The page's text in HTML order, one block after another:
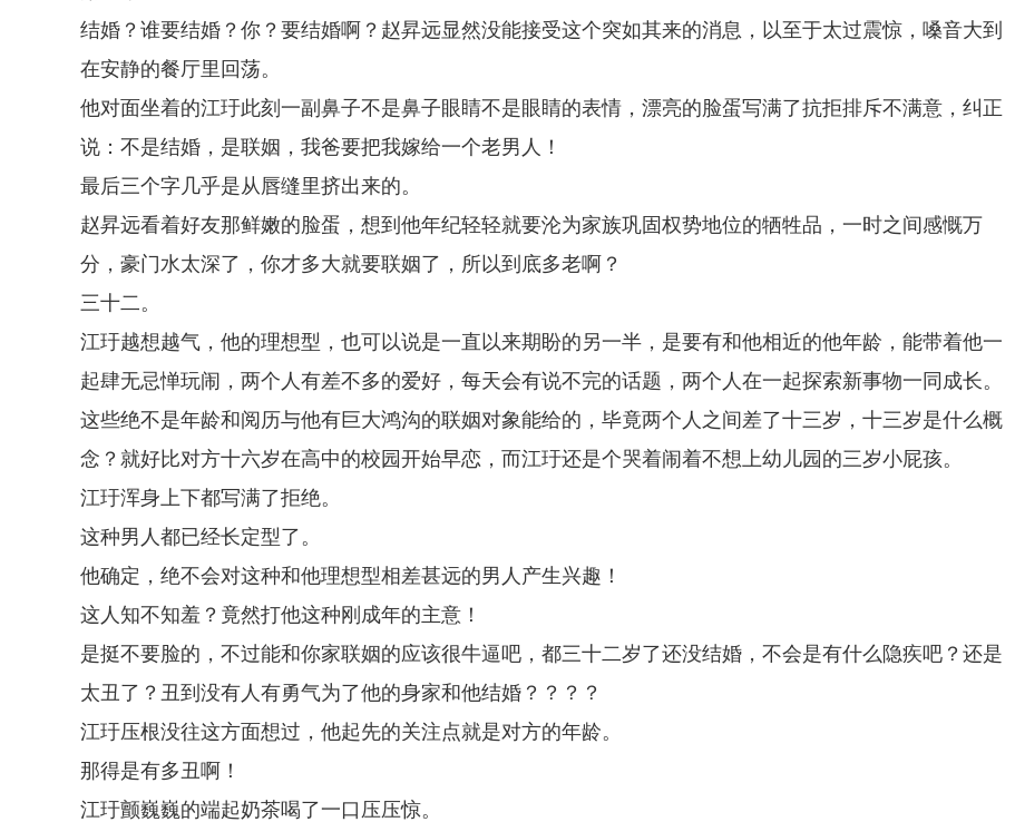
结婚？谁要结婚？你？要结婚啊？赵昇远显然没能接受这个突如其来的消息，以至于太过震惊，嗓音大到
在安静的餐厅里回荡。
他对面坐着的江玗此刻一副鼻子不是鼻子眼睛不是眼睛的表情，漂亮的脸蛋写满了抗拒排斥不满意，纠正
说：不是结婚，是联姻，我爸要把我嫁给一个老男人！
最后三个字几乎是从唇缝里挤出来的。
赵昇远看着好友那鲜嫩的脸蛋，想到他年纪轻轻就要沦为家族巩固权势地位的牺牲品，一时之间感慨万
分，豪门水太深了，你才多大就要联姻了，所以到底多老啊？
三十二。
江玗越想越气，他的理想型，也可以说是一直以来期盼的另一半，是要有和他相近的他年龄，能带着他一
起肆无忌惮玩闹，两个人有差不多的爱好，每天会有说不完的话题，两个人在一起探索新事物一同成长。
这些绝不是年龄和阅历与他有巨大鸿沟的联姻对象能给的，毕竟两个人之间差了十三岁，十三岁是什么概
念？就好比对方十六岁在高中的校园开始早恋，而江玗还是个哭着闹着不想上幼儿园的三岁小屁孩。
江玗浑身上下都写满了拒绝。
这种男人都已经长定型了。
他确定，绝不会对这种和他理想型相差甚远的男人产生兴趣！
这人知不知羞？竟然打他这种刚成年的主意！
是挺不要脸的，不过能和你家联姻的应该很牛逼吧，都三十二岁了还没结婚，不会是有什么隐疾吧？还是
太丑了？丑到没有人有勇气为了他的身家和他结婚？？？？
江玗压根没往这方面想过，他起先的关注点就是对方的年龄。
那得是有多丑啊！
江玗颤巍巍的端起奶茶喝了一口压压惊。